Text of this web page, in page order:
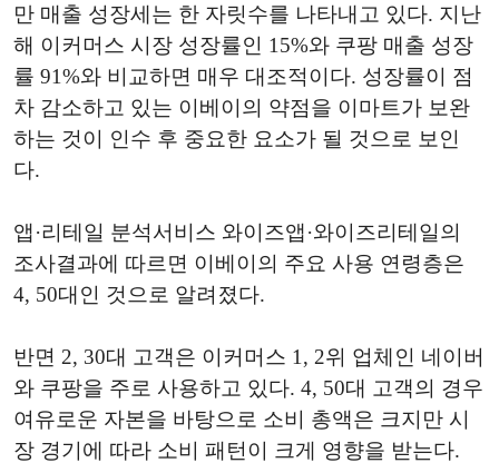
만 매출 성장세는 한 자릿수를 나타내고 있다. 지난
해 이커머스 시장 성장률인 15%와 쿠팡 매출 성장
률 91%와 비교하면 매우 대조적이다. 성장률이 점
차 감소하고 있는 이베이의 약점을 이마트가 보완
하는 것이 인수 후 중요한 요소가 될 것으로 보인
다.
앱·리테일 분석서비스 와이즈앱·와이즈리테일의
조사결과에 따르면 이베이의 주요 사용 연령층은
4, 50대인 것으로 알려졌다.
반면 2, 30대 고객은 이커머스 1, 2위 업체인 네이버
와 쿠팡을 주로 사용하고 있다. 4, 50대 고객의 경우
여유로운 자본을 바탕으로 소비 총액은 크지만 시
장 경기에 따라 소비 패턴이 크게 영향을 받는다.